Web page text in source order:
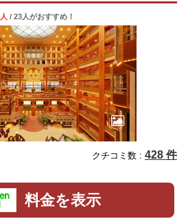
人 / 23人がおすすめ！
クチコミ数 : 428 件
料金を表示